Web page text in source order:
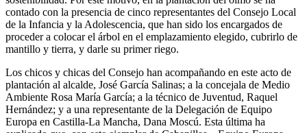
contado con la presencia de cinco representantes del Consejo Local
de la Infancia y la Adolescencia, que han sido los encargados de
proceder a colocar el árbol en el emplazamiento elegido, cubrirlo de
mantillo y tierra, y darle su primer riego.
Los chicos y chicas del Consejo han acompañando en este acto de
plantación al alcalde, José García Salinas; a la concejala de Medio
Ambiente Rosa María García; a la técnico de Juventud, Raquel
Hernández; y a una representante de la Delegación de Equipo
Europa en Castilla-La Mancha, Dana Moscú. Esta última ha